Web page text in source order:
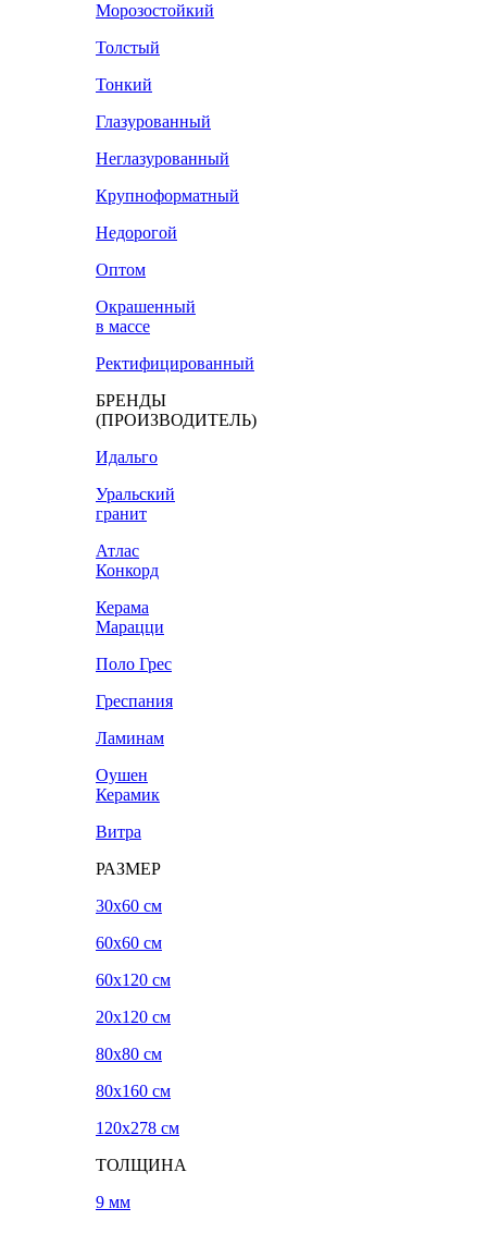
Морозостойкий
Толстый
Тонкий
Глазурованный
Неглазурованный
Крупноформатный
Недорогой
Оптом
Окрашенный
в массе
Ректифицированный
БРЕНДЫ
(ПРОИЗВОДИТЕЛЬ)
Идальго
Уральский
гранит
Атлас
Конкорд
Керама
Марацци
Поло Грес
Греспания
Ламинам
Оушен
Керамик
Витра
РАЗМЕР
30x60 см
60x60 см
60x120 см
20х120 см
80x80 см
80x160 см
120х278 см
ТОЛЩИНА
9 мм